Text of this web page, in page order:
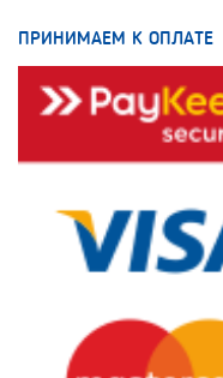
ПРИНИМАЕМ К ОПЛАТЕ